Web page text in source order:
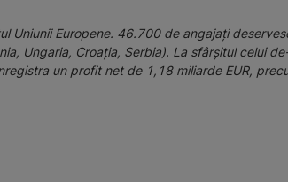
Uniunii Europene. 46.700 de angajați
Ungaria, Croația, Serbia). La sfârșitul celui
un profit net de 1,18 miliarde EUR,